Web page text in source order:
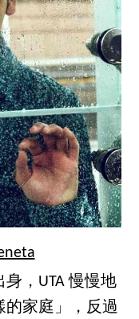
，UTA 慢慢地
的家庭」，反過